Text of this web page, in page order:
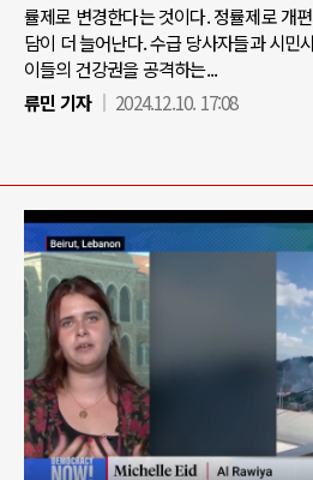
률제로 변경한다는 것이다. 정률제로 개
담이 더 늘어난다. 수급 당사자들과 시민
이들의 건강권을 공격하는...
류민 기자
2024.12.10. 17:08